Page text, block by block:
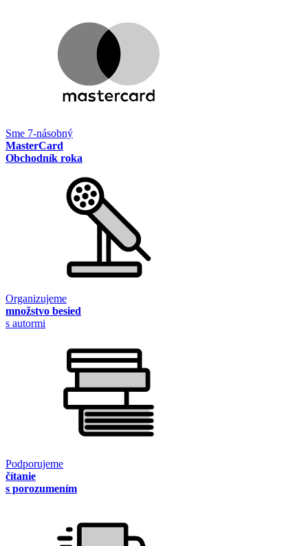
Sme 7-násobný
MasterCard
Obchodník roka
Organizujeme
množstvo besied
s autormi
Podporujeme
čítanie
s porozumením